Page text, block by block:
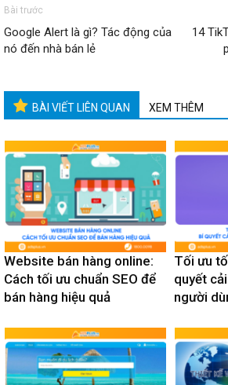
Bài trước
Google Alert là gì? Tác động của
nó đến nhà bán lẻ
14
BÀI VIẾT LIÊN QUAN XEM THÊM
Website bán hàng online:
Cách tối ưu chuẩn SEO để
bán hàng hiệu quả
Tối ưu
quyết
người